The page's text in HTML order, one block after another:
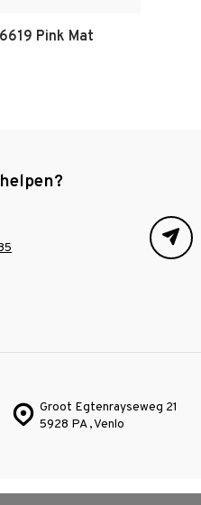
Pink Mat
Groot Egtenrayseweg 21
5928 PA , Venlo